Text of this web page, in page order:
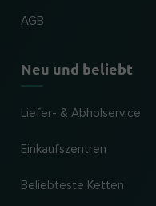
AGB
Neu und beliebt
Liefer- & Abholservice
Einkaufszentren
Beliebteste Ketten